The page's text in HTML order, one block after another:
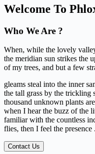
Welcome To
Who We Are ?
When, while the lovely
the meridian sun strikes the
of my trees, and but a few
gleams steal into the inner
the tall grass by the trickling
thousand unknown plants
when I hear the buzz of the
familiar with the countless
flies, then I feel the presence .
Contact Us